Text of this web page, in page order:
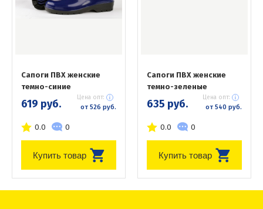
Сапоги ПВХ женские
темно-синие
619 руб. Цена опт:
от 526 руб.
0.0 0
Купить товар
Сапоги ПВХ женские
темно-зеленые
635 руб. Цена опт:
от 540 руб.
0.0 0
Купить товар